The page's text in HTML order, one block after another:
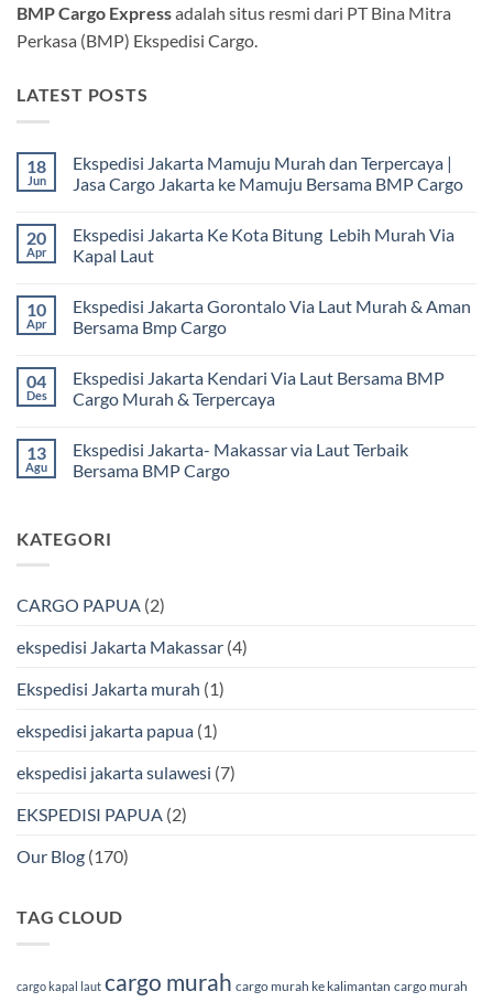
BMP Cargo Expressadalah situs resmi dari PT Bina Mitra
Perkasa (BMP) Ekspedisi Cargo.
LATEST POSTS
18
Jun
Ekspedisi Jakarta Mamuju Murah dan Terpercaya |
Jasa Cargo Jakarta ke Mamuju Bersama BMP Cargo
komentar
pada
Ekspedisi
Murah
dan
Terpercaya
Cargo
Jakarta
ke
BMP
Cargo
20
Apr
Ekspedisi Jakarta Ke Kota Bitung Lebih Murah Via
Kapal Laut
komentar
pada
Ekspedisi
Kota
Bitung
Lebih
Kapal
Laut
10
Apr
Ekspedisi Jakarta Gorontalo Via Laut Murah & Aman
Bersama Bmp Cargo
komentar
pada
Ekspedisi
Via
Laut
Murah
Bmp
Cargo
04
Des
Ekspedisi Jakarta Kendari Via Laut Bersama BMP
Cargo Murah & Terpercaya
komentar
pada
Ekspedisi
Laut
Bersama
&
13
Agu
Ekspedisi Jakarta- Makassar via Laut Terbaik
Bersama BMP Cargo
pada
Ekspedisi
Laut
BMP
KATEGORI
CARGO PAPUA (2)
ekspedisi Jakarta Makassar (4)
Ekspedisi Jakarta murah (1)
ekspedisi jakarta papua (1)
ekspedisi jakarta sulawesi (7)
EKSPEDISI PAPUA (2)
Our Blog (170)
TAG CLOUD
cargo kapal laut cargo murah cargo murah ke kalimantan cargo murah